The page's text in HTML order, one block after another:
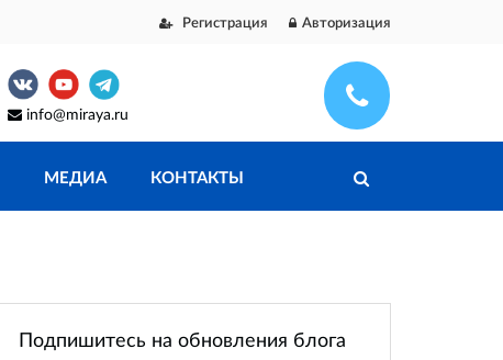
Регистрация Авторизация
info@miraya.ru
МЕДИА КОНТАКТЫ
Подпишитесь на обновления блога